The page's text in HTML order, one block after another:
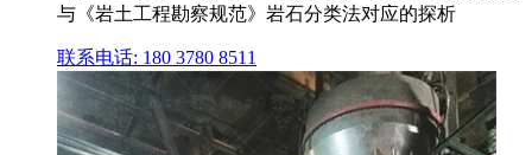
与《岩土工程勘察规范》岩石分类法对应的探析
联系电话: 180 3780 8511